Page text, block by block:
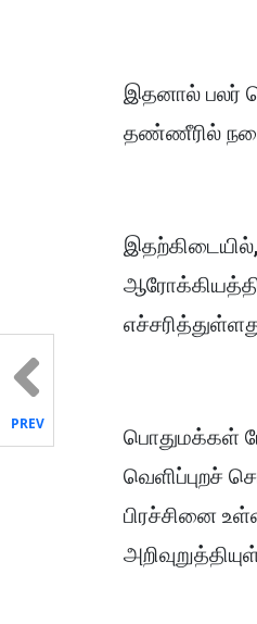
இதனால் பலர்
தண்ணீரில்
பொதுமக்கள்
வெளிப்புறச்
பிரச்சினை
PREV